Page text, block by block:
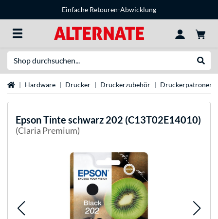
Einfache Retouren-Abwicklung
StartseiteHardware Drucker Druckerzubehör Druckerpatronen
EpsonTinte schwarz 202 (C13T02E14010)
(Claria Premium)